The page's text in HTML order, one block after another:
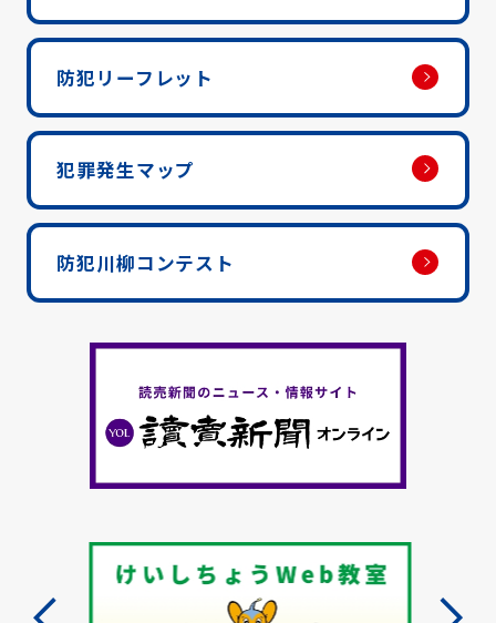
防犯リーフレット
犯罪発生マップ
防犯川柳コンテスト